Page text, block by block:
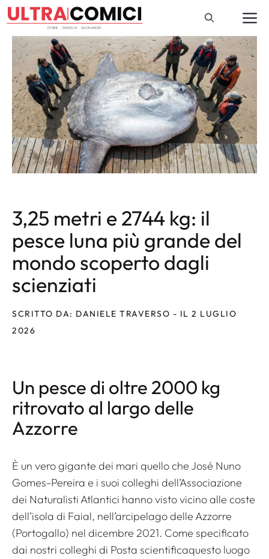
Vai
al
contenuto
3,25 metri e 2744 kg: il
pesce luna più grande del
mondo scoperto dagli
scienziati
SCRITTO DA: DANIELE TRAVERSO - IL 2 LUGLIO
2026
Un pesce di oltre 2000 kg
ritrovato al largo delle
Azzorre
È un vero gigante dei mari quello che José Nuno
Gomes-Pereira e i suoi colleghi dell’Associazione
dei Naturalisti Atlantici hanno visto vicino alle coste
dell’isola di Faial, nell’arcipelago delle Azzorre
(Portogallo) nel dicembre 2021. Come specificato
dai nostri colleghi di Posta scientificaquesto luogo